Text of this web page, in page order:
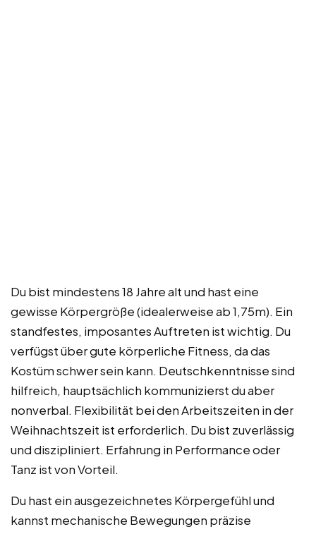
Du bist mindestens 18 Jahre alt und hast eine
gewisse Körpergröße (idealerweise ab 1,75m). Ein
standfestes, imposantes Auftreten ist wichtig. Du
verfügst über gute körperliche Fitness, da das
Kostüm schwer sein kann. Deutschkenntnisse sind
hilfreich, hauptsächlich kommunizierst du aber
nonverbal. Flexibilität bei den Arbeitszeiten in der
Weihnachtszeit ist erforderlich. Du bist zuverlässig
und diszipliniert. Erfahrung in Performance oder
Tanz ist von Vorteil.
Du hast ein ausgezeichnetes Körpergefühl und
kannst mechanische Bewegungen präzise